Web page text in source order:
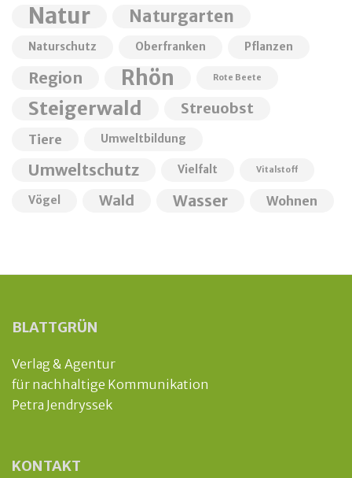
Natur Naturgarten
Naturschutz Oberfranken Pflanzen
Region Rhön Rote Beete
Steigerwald Streuobst
Tiere Umweltbildung
Umweltschutz Vielfalt Vitalstoff
Vögel Wald Wasser Wohnen
BLATTGRÜN
Verlag & Agentur
für nachhaltige Kommunikation
Petra Jendryssek
KONTAKT